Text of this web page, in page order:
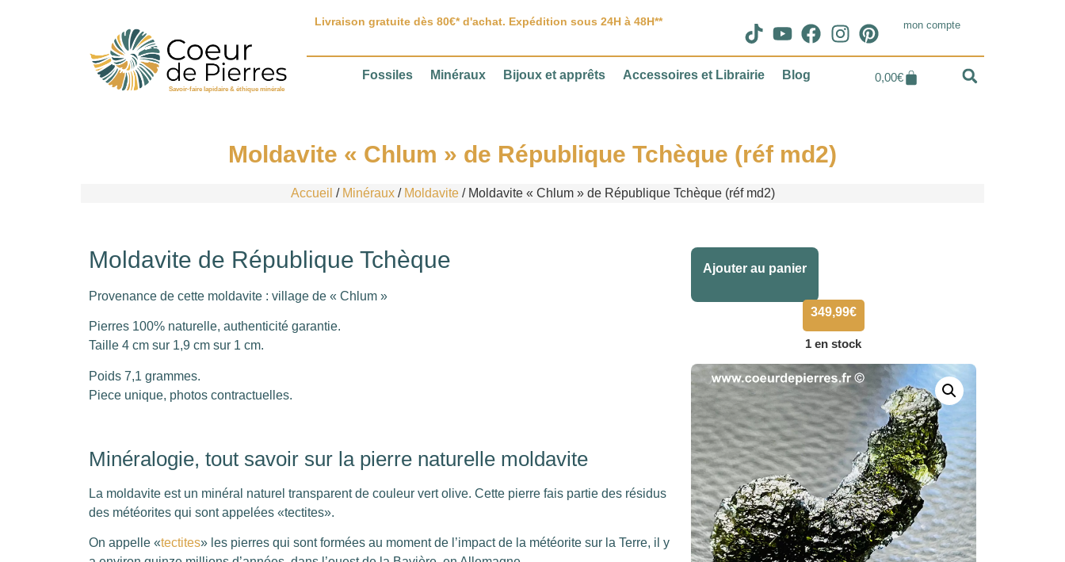
Savoir-faire lapidaire & éthique minérale
Livraison gratuite dès 80€* d'achat. Expédition sous 24H à 48H** mon compte
Fossiles Minéraux Bijoux et apprêts Accessoires et Librairie Blog 0,00€
Moldavite « Chlum » de République Tchèque (réf md2)
Accueil / Minéraux/ Moldavite/ Moldavite « Chlum » de République Tchèque (réf md2)
Moldavite de République Tchèque
Provenance de cette moldavite : village de « Chlum »
Pierres 100% naturelle, authenticité garantie.
Taille 4 cm sur 1,9 cm sur 1 cm.
Poids 7,1 grammes.
Piece unique, photos contractuelles.
Minéralogie, tout savoir sur la pierre naturelle moldavite
La moldavite est un minéral naturel transparent de couleur vert olive. Cette pierre fais partie des résidus
des météorites qui sont appelées «tectites».
On appelle «tectites» les pierres qui sont formées au moment de l’impact de la météorite sur la Terre, il y
349,99€
1 en stock
Ajouter au panier
Alternative: